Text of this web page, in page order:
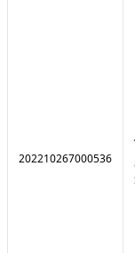
202210267000536